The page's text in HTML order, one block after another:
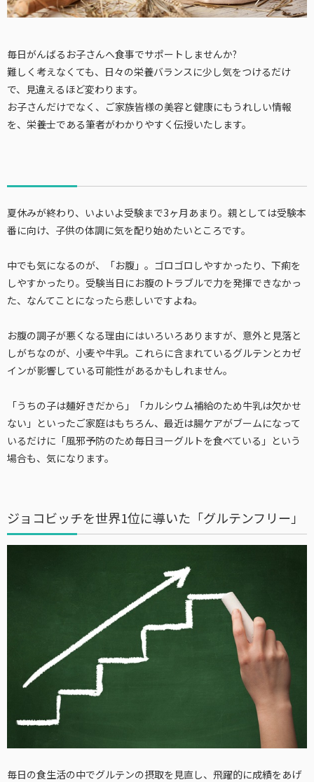
毎日がんばるお子さんへ食事でサポートしませんか?
難しく考えなくても、日々の栄養バランスに少し気をつけるだけ
で、見違えるほど変わります。
お子さんだけでなく、ご家族皆様の美容と健康にもうれしい情報
を、栄養士である筆者がわかりやすく伝授いたします。
夏休みが終わり、いよいよ受験まで3ヶ月あまり。親としては受験本
番に向け、子供の体調に気を配り始めたいところです。
中でも気になるのが、「お腹」。ゴロゴロしやすかったり、下痢を
しやすかったり。受験当日にお腹のトラブルで力を発揮できなかっ
た、なんてことになったら悲しいですよね。
お腹の調子が悪くなる理由にはいろいろありますが、意外と見落と
しがちなのが、小麦や牛乳。これらに含まれているグルテンとカゼ
インが影響している可能性があるかもしれません。
「うちの子は麺好きだから」「カルシウム補給のため牛乳は欠かせ
ない」といったご家庭はもちろん、最近は腸ケアがブームになって
いるだけに「風邪予防のため毎日ヨーグルトを食べている」という
場合も、気になります。
ジョコビッチを世界1位に導いた「グルテンフリー」
毎日の食生活の中でグルテンの摂取を見直し、飛躍的に成績をあげ